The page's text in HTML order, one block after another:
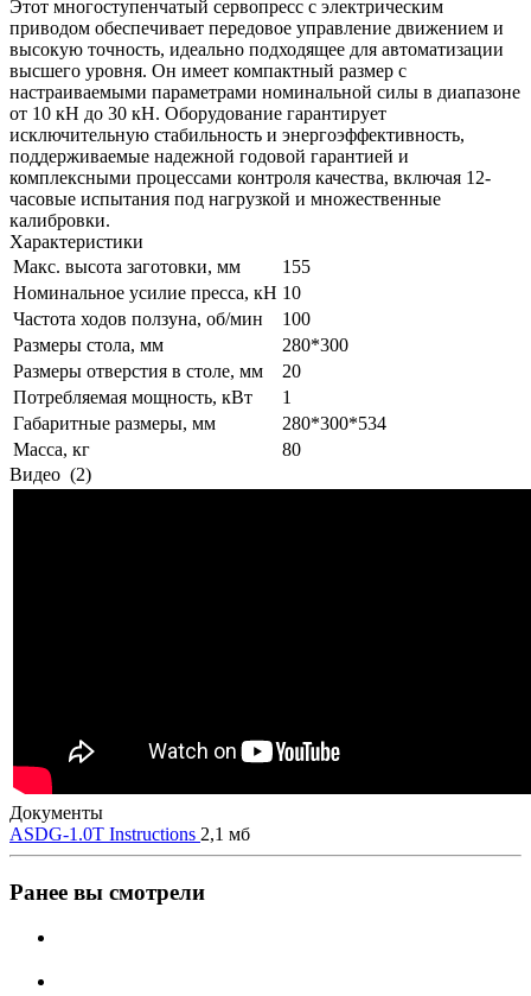
Этот многоступенчатый сервопресс с электрическим
приводом обеспечивает передовое управление движением и
высокую точность, идеально подходящее для автоматизации
высшего уровня. Он имеет компактный размер с
настраиваемыми параметрами номинальной силы в диапазоне
от 10 кН до 30 кН. Оборудование гарантирует
исключительную стабильность и энергоэффективность,
поддерживаемые надежной годовой гарантией и
комплексными процессами контроля качества, включая 12-
часовые испытания под нагрузкой и множественные
калибровки.
Характеристики
Макс. высота заготовки, мм
155
Номинальное усилие пресса, кН 10
Частота ходов ползуна, об/мин
100
Размеры стола, мм
280*300
Размеры отверстия в столе, мм
20
Потребляемая мощность, кВт
1
Габаритные размеры, мм
280*300*534
Масса, кг
80
Видео (2)
Документы
ASDG-1.0T Instructions 2,1 мб
Ранее вы смотрели